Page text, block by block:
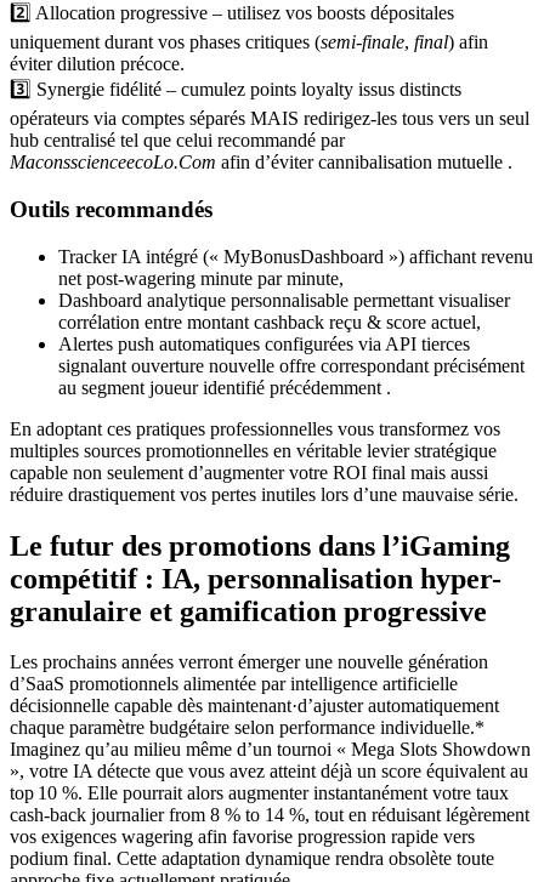
2️⃣ Allocation progressive – utilisez vos boosts dépositales
uniquement durant vos phases critiques (semi-finale, final) afin
éviter dilution précoce.
3️⃣ Synergie fidélité – cumulez points loyalty issus distincts
opérateurs via comptes séparés MAIS redirigez-les tous vers un seul
hub centralisé tel que celui recommandé par
MaconsscienceecoLo.Com afin d’éviter cannibalisation mutuelle .
Outils recommandés
Tracker IA intégré (« MyBonusDashboard ») affichant revenu
net post-wagering minute par minute,
Dashboard analytique personnalisable permettant visualiser
corrélation entre montant cashback reçu & score actuel,
Alertes push automatiques configurées via API tierces
signalant ouverture nouvelle offre correspondant précisément
au segment joueur identifié précédemment .
En adoptant ces pratiques professionnelles vous transformez vos
multiples sources promotionnelles en véritable levier stratégique
capable non seulement d’augmenter votre ROI final mais aussi
réduire drastiquement vos pertes inutiles lors d’une mauvaise série.
Le futur des promotions dans l’iGaming
compétitif : IA, personnalisation hyper-
granulaire et gamification progressive
Les prochains années verront émerger une nouvelle génération
d’SaaS promotionnels alimentée par intelligence artificielle
décisionnelle capable dès maintenant·d’ajuster automatiquement
chaque paramètre budgétaire selon performance individuelle.*
Imaginez qu’au milieu même d’un tournoi « Mega Slots Showdown
», votre IA détecte que vous avez atteint déjà un score équivalent au
top 10 %. Elle pourrait alors augmenter instantanément votre taux
cash‑back journalier from 8 % to 14 %, tout en réduisant légèrement
vos exigences wagering afin favorise progression rapide vers
podium final​. Cette adaptation dynamique rendra obsolète toute